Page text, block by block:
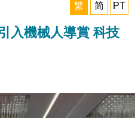
繁
简 PT
入機械人導賞 科技